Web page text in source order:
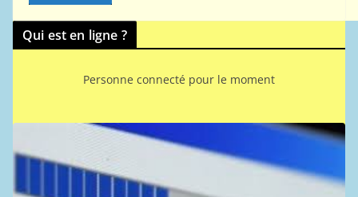
Qui est en ligne ?
Personne connecté pour le moment